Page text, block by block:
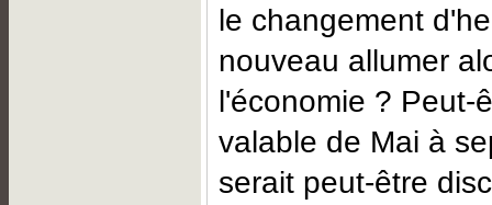
le changement
nouveau allumer
l'économie ? Peut-
valable de Mai à
serait peut-être